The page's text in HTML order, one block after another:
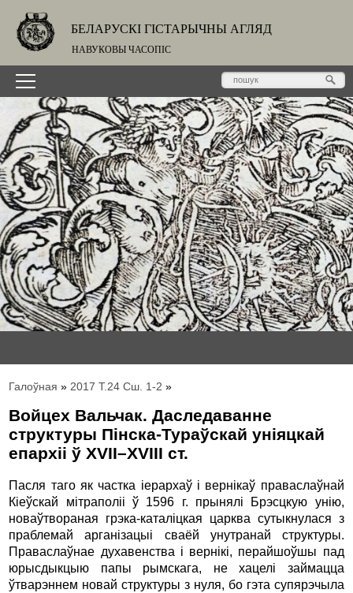
БЕЛАРУСКІ ГІСТАРЫЧНЫ АГЛЯД
НАВУКОВЫ ЧАСОПІС
Галоўная » 2017 Т.24 Сш. 1-2 »
Войцех Вальчак. Даследаванне
структуры Пінска-Тураўскай уніяцкай
епархіі ў XVII–XVIII ст.
Пасля таго як частка іерархаў і вернікаў праваслаўнай
Кіеўскай мітраполіі ў 1596 г. прынялі Брэсцкую унію,
новаўтвораная грэка-каталіцкая царква сутыкнулася з
праблемай арганізацыі сваёй унутранай структуры.
Праваслаўнае духавенства і вернікі, перайшоўшы пад
юрысдыкцыю папы рымскага, не хацелі займацца
ўтварэннем новай структуры з нуля, бо гэта супярэчыла